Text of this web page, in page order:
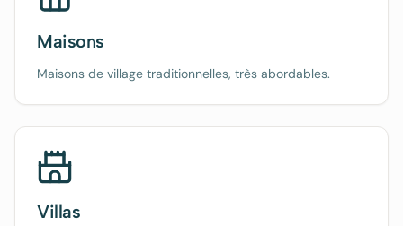
Maisons
Maisons de village traditionnelles, très abordables.
Villas